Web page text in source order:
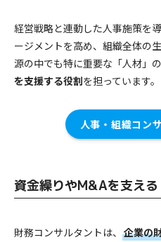
経営戦略と連動した人事施策を
ージメントを高め、組織全体の
源の中でも特に重要な「人材」の
を支援する役割を担っています。
人事・組織コン
資金繰りやM&Aを支える
財務コンサルタントは、 企業の